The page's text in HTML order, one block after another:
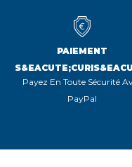
PAIEMENT
Payez En Toute Sécurité
PayPal